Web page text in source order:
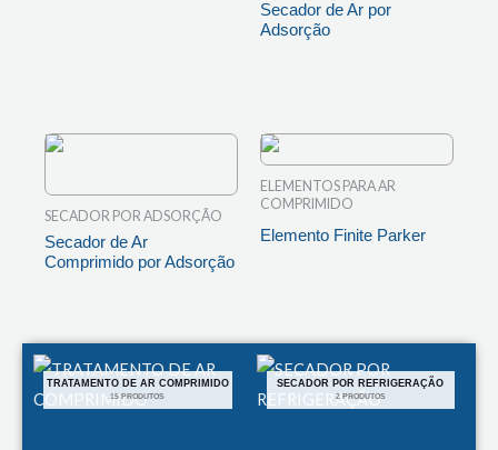
Secador de Ar por
Adsorção
SECADOR POR ADSORÇÃO
Secador de Ar
Comprimido por Adsorção
ELEMENTOS PARA AR
COMPRIMIDO
Elemento Finite Parker
TRATAMENTO DE AR COMPRIMIDO
15 PRODUTOS
SECADOR POR REFRIGERAÇÃO
2 PRODUTOS